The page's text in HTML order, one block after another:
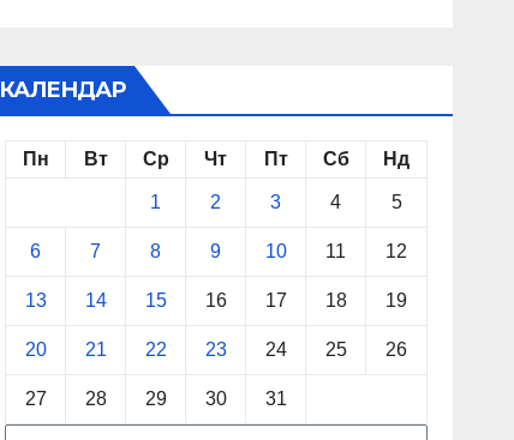
КАЛЕНДАР
Пн Вт Ср Чт Пт Сб Нд
1 2 3 4 5
6 7 8 9 10 11 12
13 14 15 16 17 18 19
20 21 22 23 24 25 26
27 28 29 30 31